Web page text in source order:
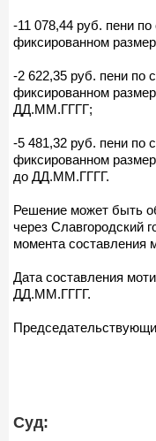
-11 078,44 руб. пени
фиксированном
-2 622,35 руб. пени
фиксированном
ДД.ММ.ГГГГ;
-5 481,32 руб. пени
фиксированном
до ДД.ММ.ГГГГ.
Решение может быть
через Славгородский
момента составления
Дата составления
ДД.ММ.ГГГГ.
Суд: